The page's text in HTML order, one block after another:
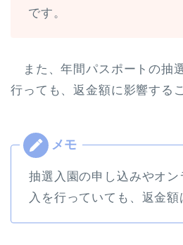
です。
また、年間パスポートの抽
行っても、返金額に影響する
抽選入園の申し込みやオ
入を行っていても、返金額